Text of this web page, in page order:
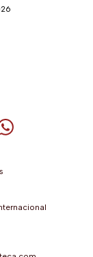
abre en una
(se abre en una
(se abre en
(se abre
de Telegram (se
de
Cuenta de